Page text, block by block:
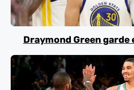
Draymond Green garde